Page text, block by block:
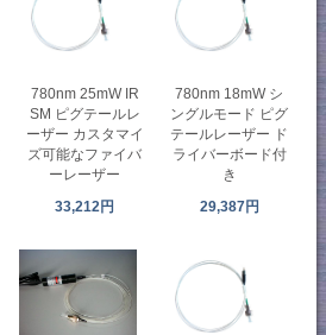
780nm 25mW IR
SM ピグテールレ
ーザー カスタマイ
ズ可能なファイバ
ーレーザー
33,212円
780nm 18mW シ
ングルモード ピグ
テールレーザー ド
ライバーボード付
き
29,387円